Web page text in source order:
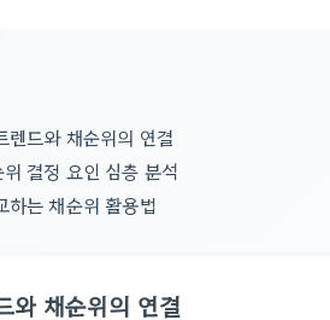
렌드와 채순위의 연결
결정 요인 심층 분석
하는 채순위 활용법
와 채순위의 연결